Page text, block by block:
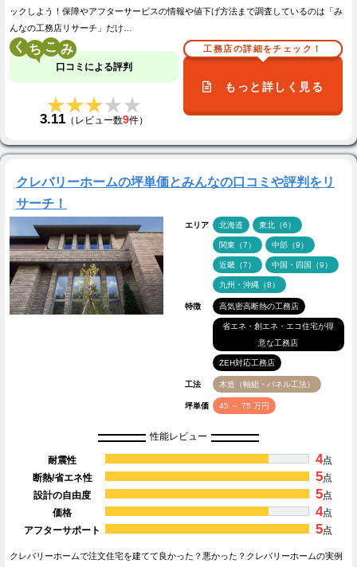
ックしよう！保障やアフターサービスの情報や値下げ方法まで調査しているのは「み
んなの工務店リサーチ」だけ…
く こ
口コミによる評判
★★★★★
★★★★★
3.11 （レビュー数9件）
工務店の詳細をチェック！
もっと詳しく見る
クレバリーホームの坪単価とみんなの口コミや評判をリ
サーチ！
エリア 北海道 東北（6）
関東（7） 中部（9）
近畿（7） 中国・四国（9）
九州・沖縄（8）
特徴 高気密高断熱の工務店
省エネ・創エネ・エコ住宅が得
意な工務店
ZEH対応工務店
工法 木造（軸組・パネル工法）
坪単価 45 ～ 75 万円
性能レビュー
耐震性 4点
断熱/省エネ性
5点
設計の自由度
5点
価格
4点
アフターサポート
5点
クレバリーホームで注文住宅を建てて良かった？悪かった？クレバリーホームの実例